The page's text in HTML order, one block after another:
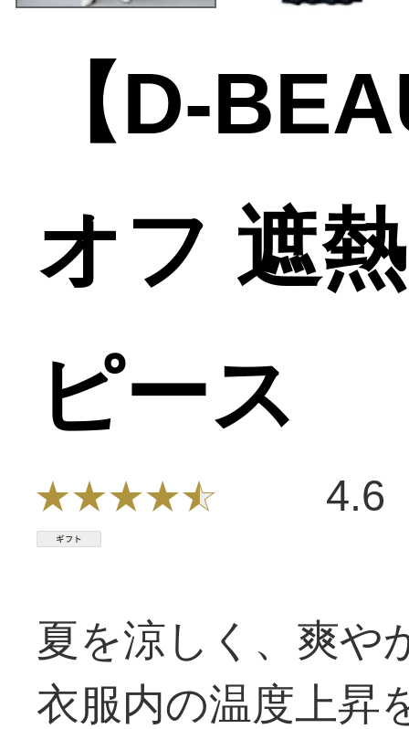
【D-
オフ 遮
ピース
4.6
夏を涼しく、爽や
衣服内の温度上昇